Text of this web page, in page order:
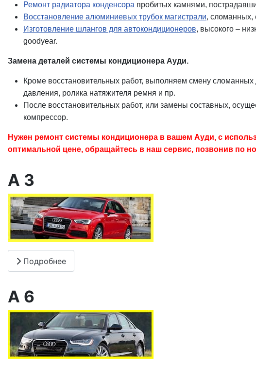
Ремонт радиатора конденсора пробитых камнями,
Восстановление алюминиевых трубок магистрали, сломанных,
Изготовление шлангов для автокондиционеров, высокого –
goodyear.
Замена деталей системы кондиционера Ауди.
Кроме восстановительных работ, выполняем смену
давления, ролика натяжителя ремня и пр.
После восстановительных работ, или замены составных,
компрессор.
Нужен ремонт системы кондиционера в вашем Ауди, с
оптимальной цене, обращайтесь в наш сервис, позвонив по
A 3
Подробнее
A 6